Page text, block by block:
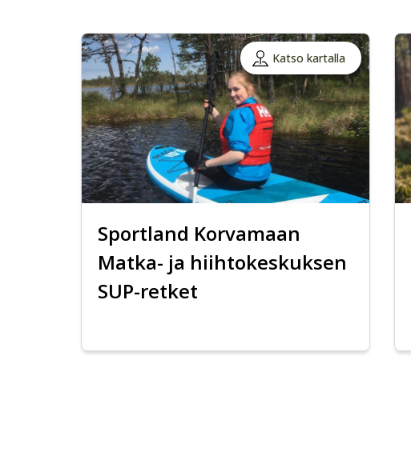
Katso kartalla
Sportland Korvamaan
Matka- ja hiihtokeskuksen
SUP-retket